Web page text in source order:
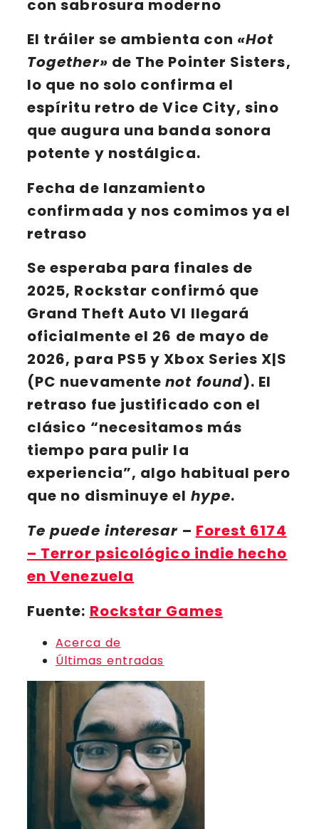
con sabrosura moderno
El tráiler se ambienta con «Hot
Together» de The Pointer Sisters,
lo que no solo confirma el
espíritu retro de Vice City, sino
que augura una banda sonora
potente y nostálgica.
Fecha de lanzamiento
confirmada y nos comimos ya el
retraso
Se esperaba para finales de
2025, Rockstar confirmó que
Grand Theft Auto VI llegará
oficialmente el 26 de mayo de
2026, para PS5 y Xbox Series X|S
(PC nuevamentenot found). El
retraso fue justificado con el
clásico “necesitamos más
tiempo para pulir la
experiencia”, algo habitual pero
que no disminuye el hype.
Te puede interesar – Forest 6174
– Terror psicológico indie hecho
en Venezuela
Fuente: Rockstar Games
Acerca de
Últimas entradas